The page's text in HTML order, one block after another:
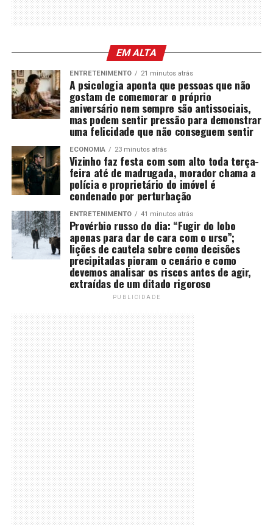
EM ALTA
ENTRETENIMENTO 21 minutos atrás
A psicologia aponta que pessoas que não
gostam de comemorar o próprio
aniversário nem sempre são antissociais,
mas podem sentir pressão para demonstrar
uma felicidade que não conseguem sentir
ECONOMIA 23 minutos atrás
Vizinho faz festa com som alto toda terça-
feira até de madrugada, morador chama a
polícia e proprietário do imóvel é
condenado por perturbação
ENTRETENIMENTO 41 minutos atrás
Provérbio russo do dia: “Fugir do lobo
apenas para dar de cara com o urso”;
lições de cautela sobre como decisões
precipitadas pioram o cenário e como
devemos analisar os riscos antes de agir,
extraídas de um ditado rigoroso
PUBLICIDADE